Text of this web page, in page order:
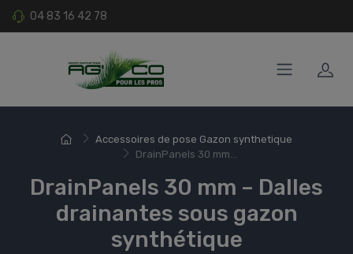
04 83 16 42 78
Accessoires de pose Gazon synthetique
DrainPanels 30 mm...
DrainPanels 30 mm – Dalles
drainantes sous gazon
synthétique